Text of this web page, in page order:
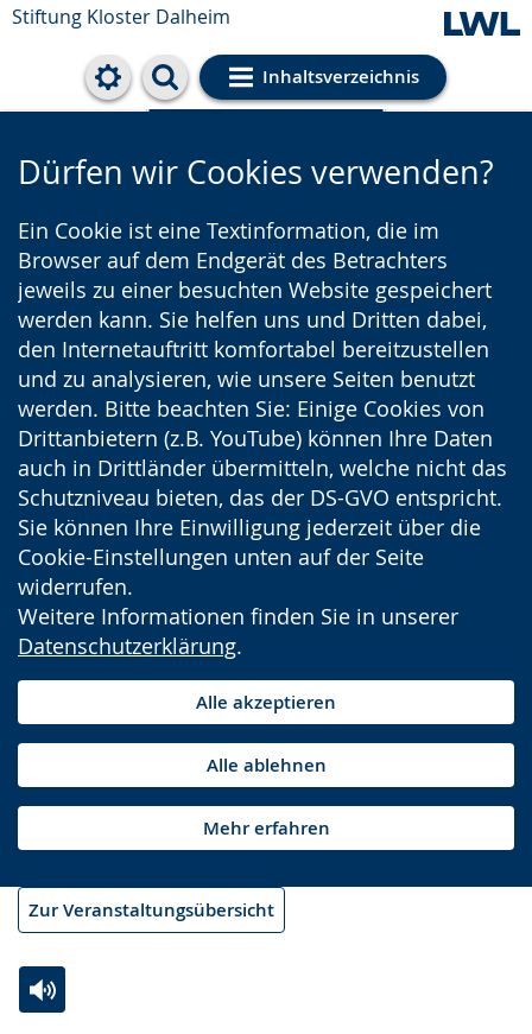
Stiftung Kloster Dalheim
Inhaltsverzeichnis
Cookie-Einstellungen
Dürfen wir Cookies verwenden?
Ein Cookie ist eine Textinformation, die im
Browser auf dem Endgerät des Betrachters
jeweils zu einer besuchten Website gespeichert
werden kann. Sie helfen uns und Dritten dabei,
den Internetauftritt komfortabel bereitzustellen
und zu analysieren, wie unsere Seiten benutzt
werden. Bitte beachten Sie: Einige Cookies von
Drittanbietern (z.B. YouTube) können Ihre Daten
auch in Drittländer übermitteln, welche nicht das
Schutzniveau bieten, das der DS-GVO entspricht.
Sie können Ihre Einwilligung jederzeit über die
Cookie-Einstellungen unten auf der Seite
widerrufen.
Weitere Informationen finden Sie in unserer
Datenschutzerklärung.
Alle akzeptieren
Alle ablehnen
Mehr erfahren
Zur Veranstaltungsübersicht